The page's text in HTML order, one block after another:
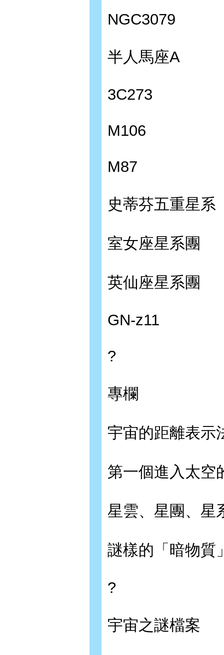
NGC3079
半人馬座A
3C273
M106
M87
史蒂芬五重星系
室女座星系團
英仙座星系團
GN-z11
?
專欄
宇宙的距離表示
第一個進入太空
星雲、星團、星
謎樣的「暗物質
?
宇宙之謎檔案